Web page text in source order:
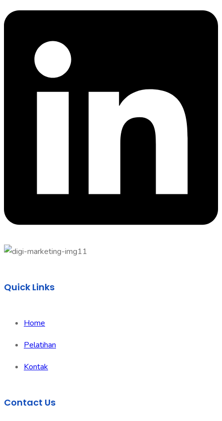
Quick Links
Home
Pelatihan
Kontak
Contact Us